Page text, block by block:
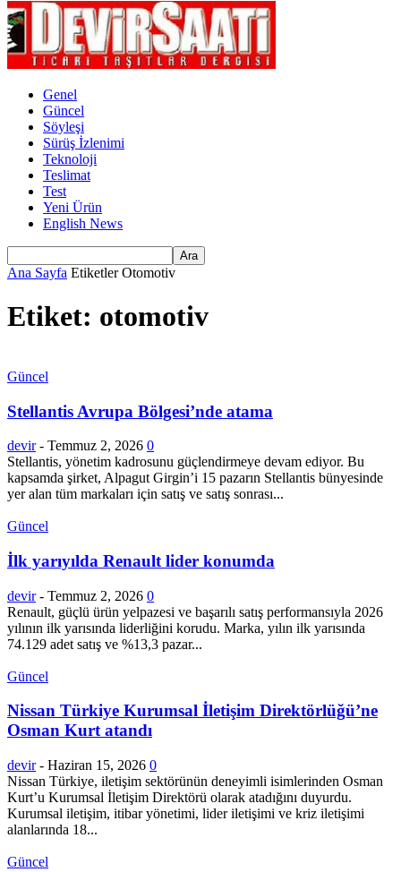
Genel
Güncel
Söyleşi
Sürüş İzlenimi
Teknoloji
Teslimat
Test
Yeni Ürün
English News
Ana Sayfa Etiketler Otomotiv
Etiket: otomotiv
Güncel
Stellantis Avrupa Bölgesi’nde atama
devir - Temmuz 2, 2026 0
Stellantis, yönetim kadrosunu güçlendirmeye devam ediyor. Bu
kapsamda şirket, Alpagut Girgin’i 15 pazarın Stellantis bünyesinde
yer alan tüm markaları için satış ve satış sonrası...
Güncel
İlk yarıyılda Renault lider konumda
devir - Temmuz 2, 2026 0
Renault, güçlü ürün yelpazesi ve başarılı satış performansıyla 2026
yılının ilk yarısında liderliğini korudu. Marka, yılın ilk yarısında
74.129 adet satış ve %13,3 pazar...
Güncel
Nissan Türkiye Kurumsal İletişim Direktörlüğü’ne
Osman Kurt atandı
devir - Haziran 15, 2026 0
Nissan Türkiye, iletişim sektörünün deneyimli isimlerinden Osman
Kurt’u Kurumsal İletişim Direktörü olarak atadığını duyurdu.
Kurumsal iletişim, itibar yönetimi, lider iletişimi ve kriz iletişimi
alanlarında 18...
Güncel